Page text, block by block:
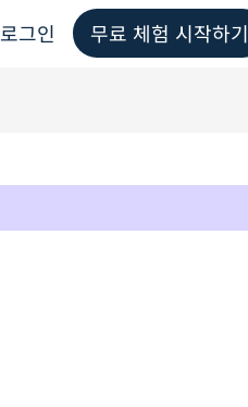
로그인 무료 체험 시작하기